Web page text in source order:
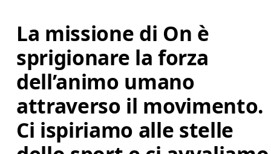
La missione di On è
sprigionare la forza
dell’animo umano
attraverso il movimento.
Ci ispiriamo alle stelle